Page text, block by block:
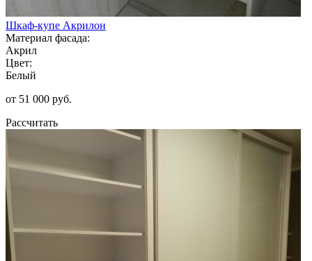
Шкаф-купе Акрилон
Материал фасада:
Акрил
Цвет:
Белый
от 51 000 руб.
Рассчитать